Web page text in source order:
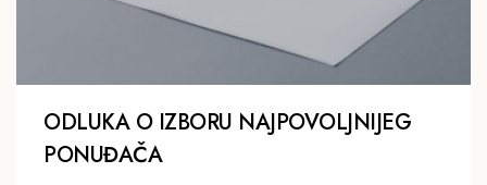
ODLUKA O IZBORU NAJPOVOLJNIJEG
PONUĐAČA